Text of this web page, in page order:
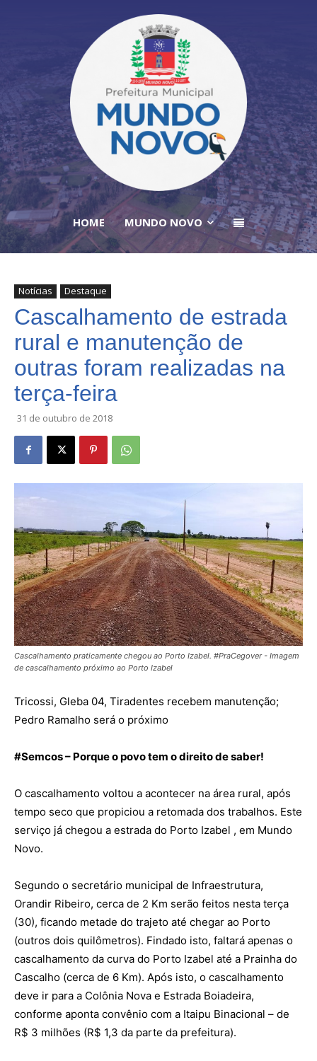
HOME MUNDO NOVO
Notícias Destaque
Cascalhamento de estrada
rural e manutenção de
outras foram realizadas na
terça-feira
31 de outubro de 2018
Cascalhamento praticamente chegou ao Porto Izabel. #PraCegover - Imagem
de cascalhamento próximo ao Porto Izabel
Tricossi, Gleba 04, Tiradentes recebem manutenção;
Pedro Ramalho será o próximo
#Semcos– Porque o povo tem o direito de saber!
O cascalhamento voltou a acontecer na área rural, após
tempo seco que propiciou a retomada dos trabalhos. Este
serviço já chegou a estrada do Porto Izabel , em Mundo
Novo.
Segundo o secretário municipal de Infraestrutura,
Orandir Ribeiro, cerca de 2 Km serão feitos nesta terça
(30), ficando metade do trajeto até chegar ao Porto
(outros dois quilômetros). Findado isto, faltará apenas o
cascalhamento da curva do Porto Izabel até a Prainha do
Cascalho (cerca de 6 Km). Após isto, o cascalhamento
deve ir para a Colônia Nova e Estrada Boiadeira,
conforme aponta convênio com a Itaipu Binacional – de
R$ 3 milhões (R$ 1,3 da parte da prefeitura).